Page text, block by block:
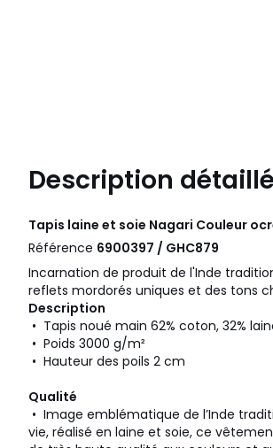
Description
Tapis laine et soie Nagari Couleur
Référence 6900397 / GHC879
Incarnation de produit de l'Inde
reflets mordorés uniques et des tons
Description
• Tapis noué main 62% coton, 32%
• Poids 3000 g/m²
• Hauteur des poils 2 cm
Qualité
• Image emblématique de l’Inde
vie, réalisé en laine et soie, ce